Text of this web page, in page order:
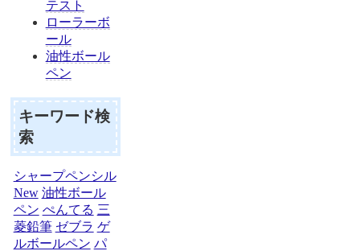
テスト
ローラーボ
ール
油性ボール
ペン
キーワード検
索
シャープペンシル
New 油性ボール
ペン ぺんてる 三
菱鉛筆 ゼブラ ゲ
ルボールペン パ